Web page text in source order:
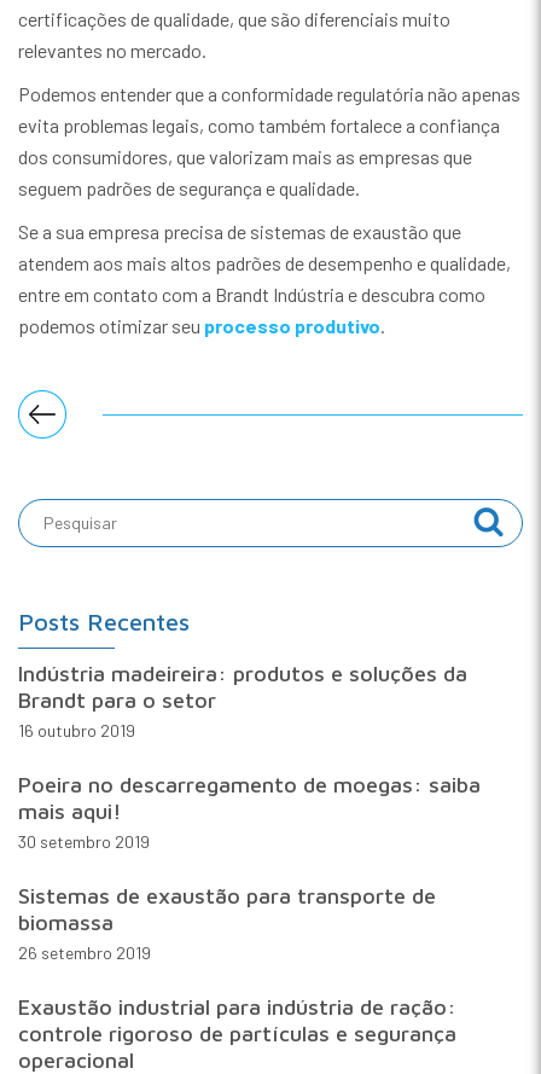
certificações de qualidade, que são diferenciais muito
relevantes no mercado.
Podemos entender que a conformidade regulatória não apenas
evita problemas legais, como também fortalece a confiança
dos consumidores, que valorizam mais as empresas que
seguem padrões de segurança e qualidade.
Se a sua empresa precisa de sistemas de exaustão que
atendem aos mais altos padrões de desempenho e qualidade,
entre em contato com a Brandt Indústria e descubra como
podemos otimizar seu processo produtivo
Posts Recentes
Indústria madeireira: produtos e soluções da
Brandt para o setor
16 outubro 2019
Poeira no descarregamento de moegas: saiba
mais aqui!
30 setembro 2019
Sistemas de exaustão para transporte de
biomassa
26 setembro 2019
Exaustão industrial para indústria de ração:
controle rigoroso de partículas e segurança
operacional